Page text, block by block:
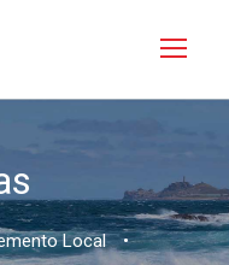
Local •